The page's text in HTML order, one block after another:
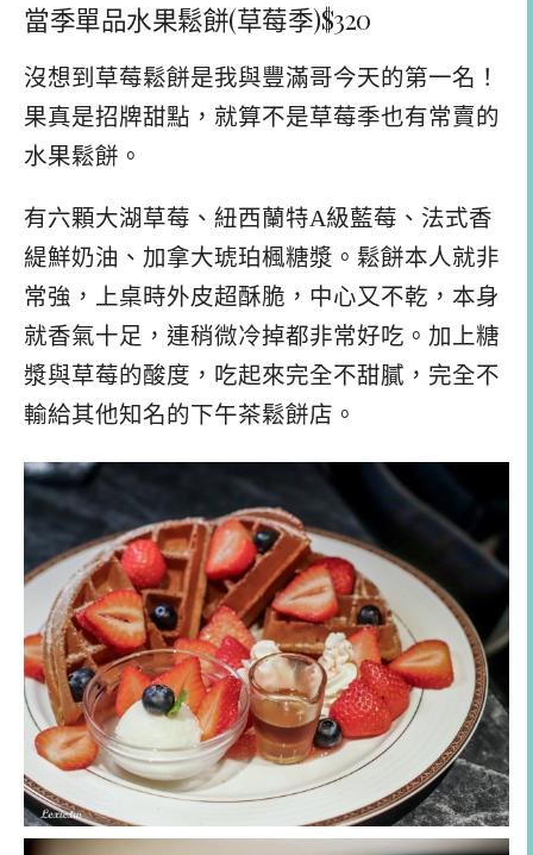
當季單品水果鬆餅(草莓季)$320
沒想到草莓鬆餅是我與豐滿哥今天的第一名！
果真是招牌甜點，就算不是草莓季也有常賣的
水果鬆餅。
有六顆大湖草莓、紐西蘭特A級藍莓、法式香
緹鮮奶油、加拿大琥珀楓糖漿。鬆餅本人就非
常強，上桌時外皮超酥脆，中心又不乾，本身
就香氣十足，連稍微冷掉都非常好吃。加上糖
漿與草莓的酸度，吃起來完全不甜膩，完全不
輸給其他知名的下午茶鬆餅店。